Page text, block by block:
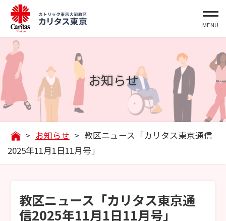
お知らせ
> お知らせ > 教区ニュース「カリタス東京通信
2025年11月1日11月号」
教区ニュース「カリタス東京通
信2025年11月1日11月号」